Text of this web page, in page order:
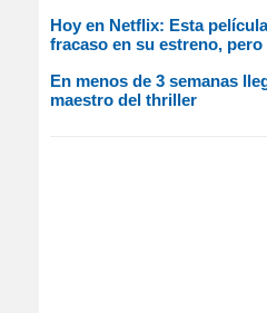
Hoy en Netflix: Esta
fracaso en su estreno,
En menos de 3 semanas
maestro del thriller